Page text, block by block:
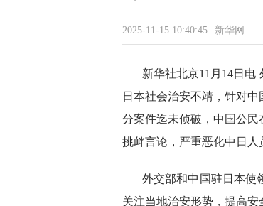
2025-11-15 10:40:45 新华网
新华社北京11月14日电
日本社会治安不靖，针对
分案件迄未侦破，中国公
挑衅言论，严重恶化中日人
外交部和中国驻日本使
关注当地治安形势，提高